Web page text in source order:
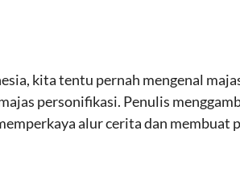
kita tentu pernah mengenal
personifikasi. Penulis
alur cerita dan membuat